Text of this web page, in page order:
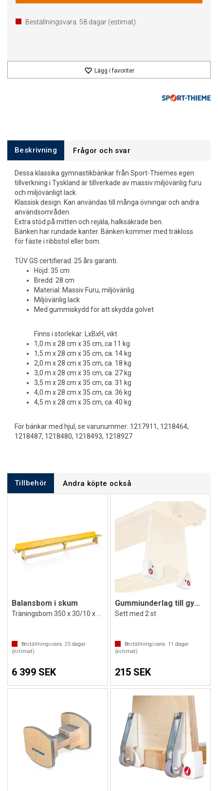
Beställningsvara. 58 dagar (estimat)
Lägg i favoriter
Beskrivning Frågor och svar
Dessa klassika gymnastikbänkar från Sport-Thiemes egen
tillverkning i Tyskland är tillverkade av massiv miljövänlig furu
och miljövänligt lack.
Klassisk design. Kan användas till många övningar och andra
användsområden.
Extra stöd på mitten och rejäla, halksäkrade ben.
Bänken har rundade kanter. Bänken kommer med träkloss
för fäste i ribbstol eller bom.
TÜV GS certifierad. 25 års garanti.
Höjd: 35 cm
Bredd: 28 cm
Material: Massiv Furu, miljövänlig
Miljövänlig lack
Med gummiskydd för att skydda golvet
Finns i storlekar: LxBxH, vikt
1,0 m x 28 cm x 35 cm, ca 11 kg
1,5 m x 28 cm x 35 cm, ca. 14 kg
2,0 m x 28 cm x 35 cm, ca. 18 kg
3,0 m x 28 cm x 35 cm, ca. 27 kg
3,5 m x 28 cm x 35 cm, ca. 31 kg
4,0 m x 28 cm x 35 cm, ca. 36 kg
4,5 m x 28 cm x 35 cm, ca. 40 kg
För bänkar med hjul, se varunummer: 1217911, 1218464,
1218487, 1218480, 1218493, 1218927
Tillbehör Andra köpte också
Balansbom i skum
Beställningsvara. 25 dagar
(estimat)
6 399 SEK
Gummiunderlag till gymnastikbänk
Sett med 2 st
Beställningsvara. 11 dagar
(estimat)
215 SEK